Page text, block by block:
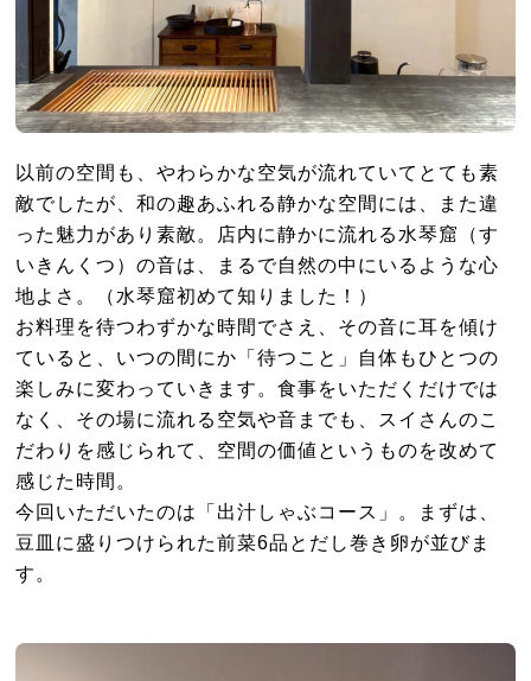
以前の空間も、やわらかな空気が流れていてとても素
敵でしたが、和の趣あふれる静かな空間には、また違
った魅力があり素敵。店内に静かに流れる水琴窟（す
いきんくつ）の音は、まるで自然の中にいるような心
地よさ。（水琴窟初めて知りました！）
お料理を待つわずかな時間でさえ、その音に耳を傾け
ていると、いつの間にか「待つこと」自体もひとつの
楽しみに変わっていきます。食事をいただくだけでは
なく、その場に流れる空気や音までも、スイさんのこ
だわりを感じられて、空間の価値というものを改めて
感じた時間。
今回いただいたのは「出汁しゃぶコース」。まずは、
豆皿に盛りつけられた前菜6品とだし巻き卵が並びま
す。